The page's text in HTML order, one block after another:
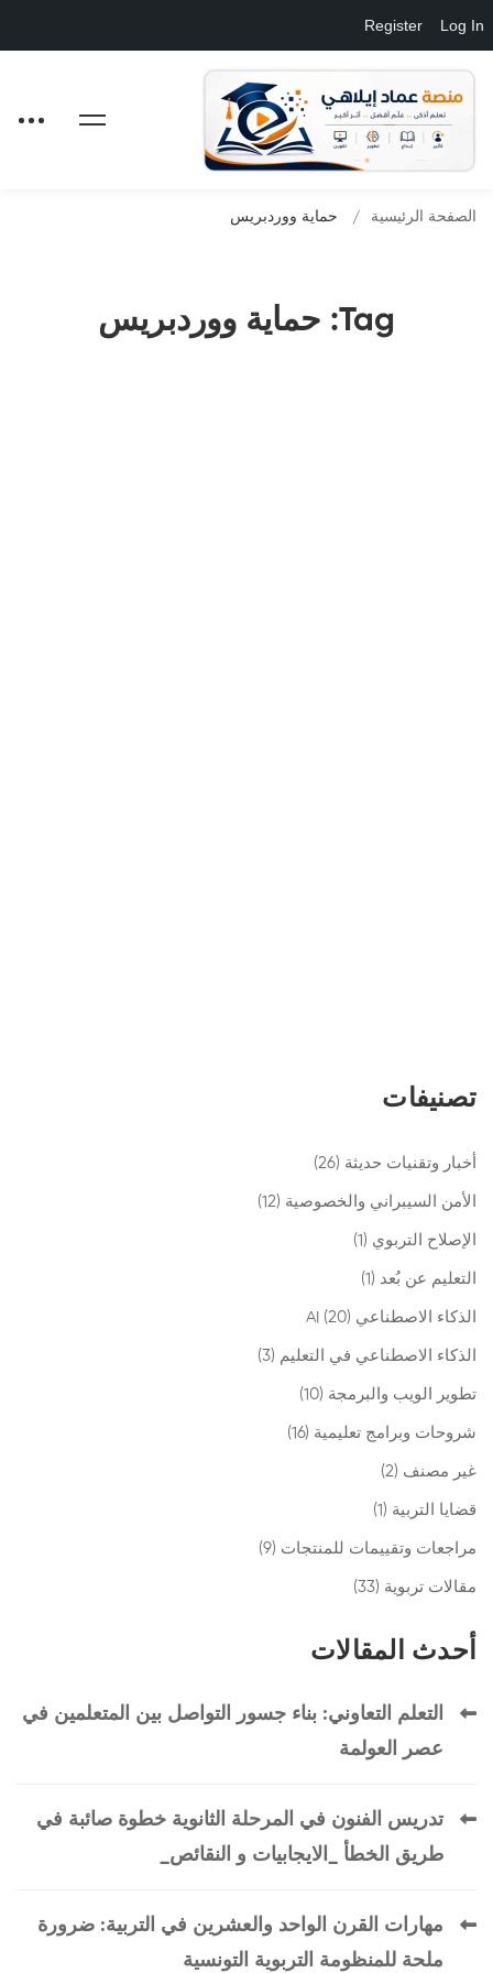
Log In
Register
Tag: حماية ووردبريس
الصفحة الرئيسية حماية ووردبريس
تصنيفات
أخبار وتقنيات حديثة (26)
الأمن السيبراني والخصوصية (12)
الإصلاح التربوي (1)
التعليم عن بُعد (1)
الذكاء الاصطناعي AI (20)
الذكاء الاصطناعي في التعليم (3)
تطوير الويب والبرمجة (10)
شروحات وبرامج تعليمية (16)
غير مصنف (2)
قضايا التربية (1)
مراجعات وتقييمات للمنتجات (9)
مقالات تربوية (33)
أحدث المقالات
التعلم التعاوني: بناء جسور التواصل بين المتعلمين في
عصر العولمة
تدريس الفنون في المرحلة الثانوية خطوة صائبة في
طريق الخطأ _الايجابيات و النقائص_
مهارات القرن الواحد والعشرين في التربية: ضرورة
ملحة للمنظومة التربوية التونسية